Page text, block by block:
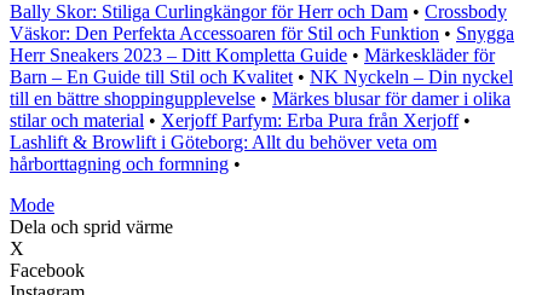
Bally Skor: Stiliga Curlingkängor för Herr och Dam • Crossbody
Väskor: Den Perfekta Accessoaren för Stil och Funktion • Snygga
Herr Sneakers 2023 – Ditt Kompletta Guide • Märkeskläder för
Barn – En Guide till Stil och Kvalitet• NK Nyckeln – Din nyckel
till en bättre shoppingupplevelse • Märkes blusar för damer i olika
stilar och material • Xerjoff Parfym: Erba Pura från Xerjoff•
Lashlift & Browlift i Göteborg: Allt du behöver veta om
hårborttagning och formning •
Mode
Dela och sprid värme
X
Facebook